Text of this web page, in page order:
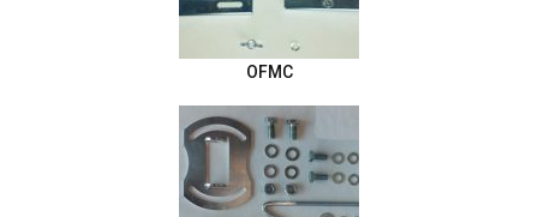
OFMC